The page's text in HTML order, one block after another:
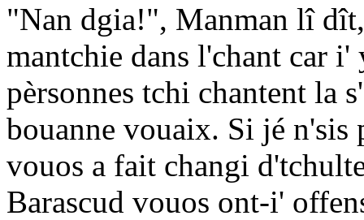
"Nan dgia!", Manman lî
mantchie dans l'chant car i'
pèrsonnes tchi chantent la
bouanne vouaix. Si jé n'sis
vouos a fait changi
Barascud vouos ont-i'